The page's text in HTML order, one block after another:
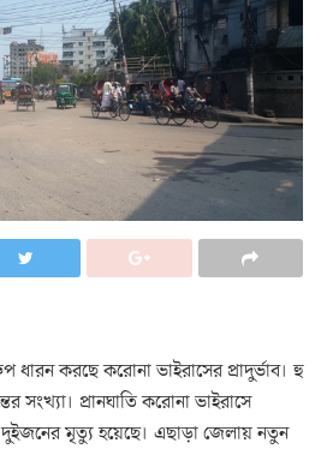
ধারন করছে করোনা ভাইরাসের প্রাদুর্ভাব। হু
সংখ্যা। প্রানঘাতি করোনা ভাইরাসে
মৃত্যু হয়েছে। এছাড়া জেলায় নতুন